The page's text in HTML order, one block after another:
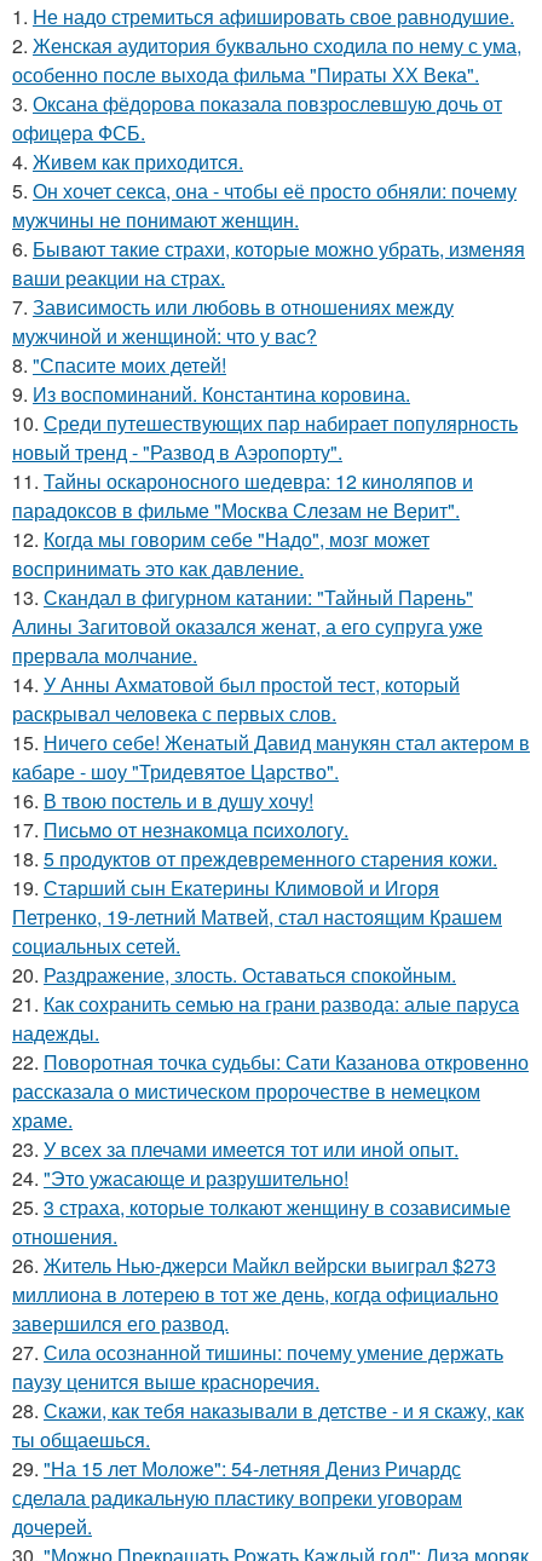
1. Hе надо стремиться афишировать свое равнодушие.
2. Женская аудитория буквально сходила по нему с ума,
особенно после выхода фильма "Пираты ХХ Века".
3. Оксана фёдорова показала повзрослевшую дочь от
офицера ФСБ.
4. Живeм как приходится.
5. Он хочет секса, она - чтобы её просто обняли: почему
мужчины не понимают женщин.
6. Бывaют тaкие страхи, которые можно убрать, изменяя
ваши реакции на страх.
7. Зависимость или любовь в отношениях между
мужчиной и женщиной: что у вас?
8. "Спасите моих детей!
9. Из воспоминаний. Константина коровина.
10. Среди путешествующих пар набирает популярность
новый тренд - "Развод в Аэропорту".
11. Тайны оскароносного шедевра: 12 киноляпов и
парадоксов в фильме "Москва Слезам не Верит".
12. Когда мы говорим себе "Надо", мозг может
воспринимать это как давление.
13. Скандал в фигурном катании: "Тайный Парень"
Алины Загитовой оказался женат, а его супруга уже
прервала молчание.
14. У Анны Ахматовой был простой тест, который
раскрывал человека с первых слов.
15. Ничего себе! Женатый Давид манукян стал актером в
кабаре - шоу "Тридевятое Царство".
16. В твою постель и в душу хочу!
17. Письмo от незнакомца пcихологу.
18. 5 продуктов от преждевременного старения кожи.
19. Старший сын Екатерины Климовой и Игоря
Петренко, 19-летний Матвей, стал настоящим Крашем
социальных сетей.
20. Раздражение, злость. Оставаться спокойным.
21. Как сохранить семью на грани развода: алые паруса
надежды.
22. Поворотная точка судьбы: Сати Казанова откровенно
рассказала о мистическом пророчестве в немецком
храме.
23. У всех за плечами имеется тот или иной опыт.
24. "Это ужасающе и разрушительно!
25. 3 страха, которые толкают женщину в созависимые
отношения.
26. Житель Нью-джерси Майкл вейрски выиграл $273
миллиона в лотерею в тот же день, когда официально
завершился его развод.
27. Сила осознанной тишины: почему умение держать
паузу ценится выше красноречия.
28. Скажи, как тебя наказывали в детстве - и я скажу, как
ты общаешься.
29. "На 15 лет Моложе": 54-летняя Дениз Ричардс
сделала радикальную пластику вопреки уговорам
дочерей.
30. "Можно Прекращать Рожать Каждый год": Лиза моряк